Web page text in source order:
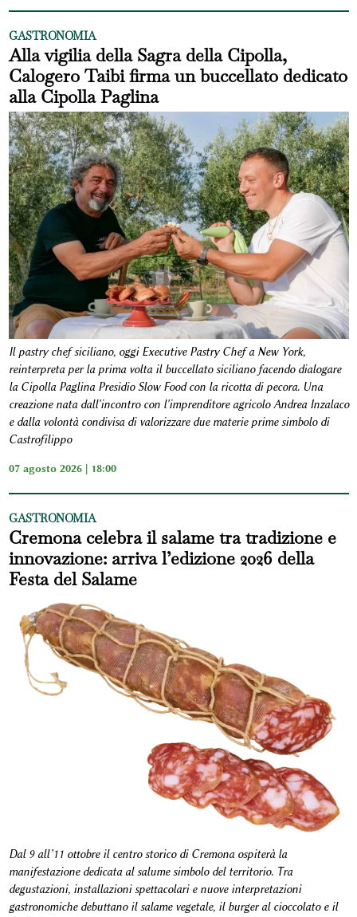
GASTRONOMIA
Alla vigilia della Sagra della Cipolla,
Calogero Taibi firma un buccellato dedicato
alla Cipolla Paglina
Il pastry chef siciliano, oggi Executive Pastry Chef a New York,
reinterpreta per la prima volta il buccellato siciliano facendo dialogare
la Cipolla Paglina Presidio Slow Food con la ricotta di pecora. Una
creazione nata dall'incontro con l'imprenditore agricolo Andrea Inzalaco
e dalla volontà condivisa di valorizzare due materie prime simbolo di
Castrofilippo
07 agosto 2026 | 18:00
GASTRONOMIA
Cremona celebra il salame tra tradizione e
innovazione: arriva l’edizione 2026 della
Festa del Salame
Dal 9 all’11 ottobre il centro storico di Cremona ospiterà la
manifestazione dedicata al salume simbolo del territorio. Tra
degustazioni, installazioni spettacolari e nuove interpretazioni
gastronomiche debuttano il salame vegetale, il burger al cioccolato e il